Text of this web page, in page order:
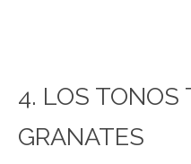
4. LOS TONOS
GRANATES